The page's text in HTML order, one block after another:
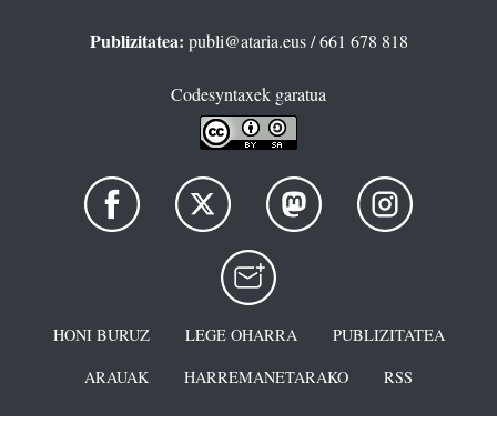
Publizitatea: publi@ataria.eus/ 661 678 818
Codesyntaxek garatua
HONI BURUZ LEGE OHARRA
PUBLIZITATEA
ARAUAK
HARREMANETARAKO RSS